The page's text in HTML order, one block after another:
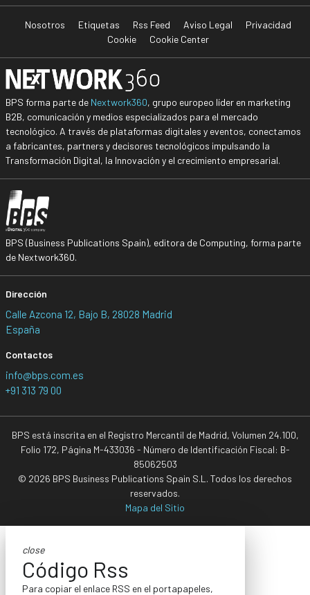
Nosotros Etiquetas Rss Feed Aviso Legal
Privacidad
Cookie
Cookie Center
BPS forma parte de Nextwork360, grupo europeo líder en marketing
B2B, comunicación y medios especializados para el mercado
tecnológico. A través de plataformas digitales y eventos, conectamos
a fabricantes, partners y decisores tecnológicos impulsando la
Transformación Digital, la Innovación y el crecimiento empresarial.
BPS (Business Publications Spain), editora de Computing, forma parte
de Nextwork360.
Dirección
Calle Azcona 12, Bajo B, 28028 Madrid
España
Contactos
info@bps.com.es
+91 313 79 00
BPS está inscrita en el Registro Mercantil de Madrid, Volumen 24.100,
Folio 172, Página M-433036 - Número de Identificación Fiscal: B-
85062503
© 2026 BPS Business Publications Spain S.L. Todos los derechos
reservados.
Mapa del Sitio
close
Código Rss
Para copiar el enlace RSS en el portapapeles,